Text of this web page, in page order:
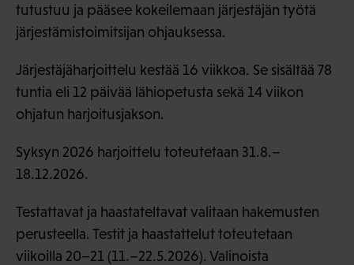
tutustuu ja pääsee kokeilemaan järjestäjän työtä
järjestämistoimitsijan ohjauksessa.
Järjestäjäharjoittelu kestää 16 viikkoa. Se sisältää 78
tuntia eli 12 päivää lähiopetusta sekä 14 viikon
ohjatun harjoitusjakson.
Syksyn 2026 harjoittelu toteutetaan 31.8.–
18.12.2026.
Testattavat ja haastateltavat valitaan hakemusten
perusteella. Testit ja haastattelut toteutetaan
viikoilla 20–21 (11.–22.5.2026). Valinoista